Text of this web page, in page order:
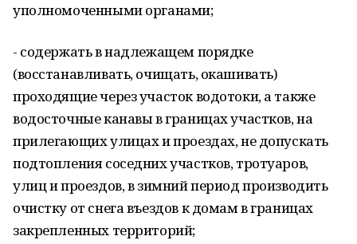
уполномоченными органами;
- содержать в надлежащем порядке
(восстанавливать, очищать, окашивать)
проходящие через участок водотоки, а также
водосточные канавы в границах участков, на
прилегающих улицах и проездах, не допускать
подтопления соседних участков, тротуаров,
улиц и проездов, в зимний период производить
очистку от снега въездов к домам в границах
закрепленных территорий;